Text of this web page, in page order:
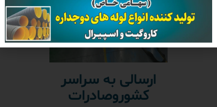
ارسالی به سراسر
کشوروصادرات